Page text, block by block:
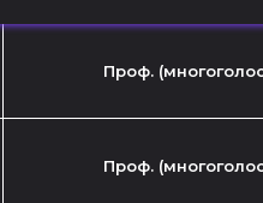
Проф.
Проф.